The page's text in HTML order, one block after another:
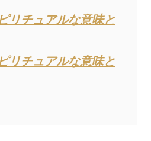
リチュアルな意味と
リチュアルな意味と